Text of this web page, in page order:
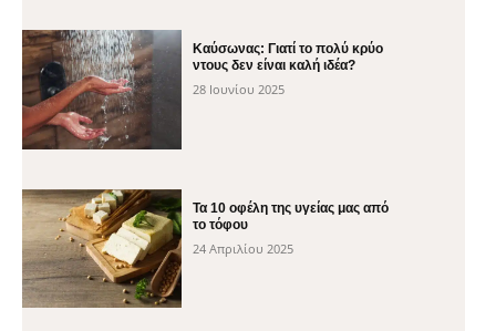
Καύσωνας: Γιατί το πολύ κρύο
ντους δεν είναι καλή ιδέα?
28 Ιουνίου 2025
Τα 10 οφέλη της υγείας μας από
το τόφου
24 Απριλίου 2025